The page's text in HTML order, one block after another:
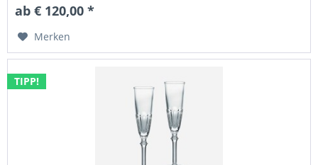
ab € 120,00 *
Merken
TIPP!